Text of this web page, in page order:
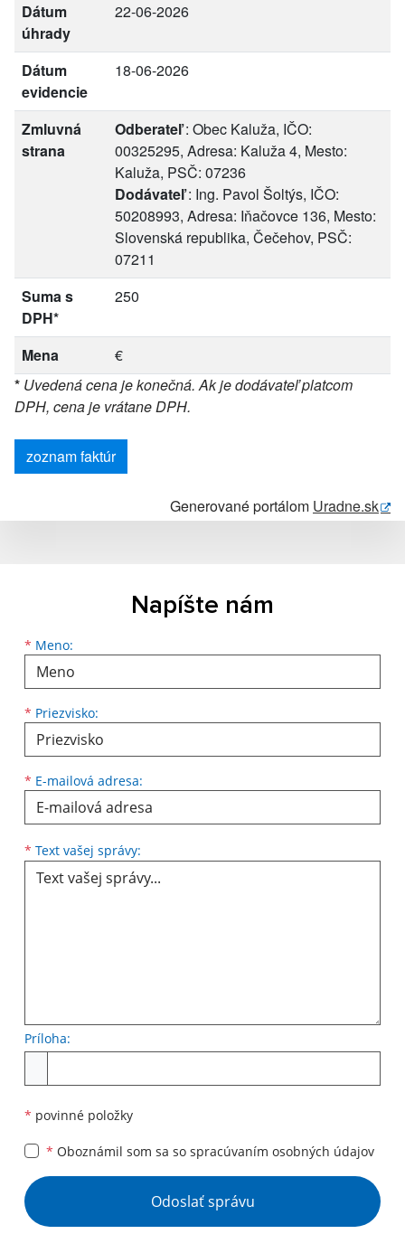
Dátum
úhrady
22-06-2026
Dátum
evidencie
18-06-2026
Zmluvná
strana
Odberateľ: Obec Kaluža, IČO:
00325295, Adresa: Kaluža 4, Mesto:
Kaluža, PSČ: 07236
Dodávateľ: Ing. Pavol Šoltýs, IČO:
50208993, Adresa: Iňačovce 136, Mesto:
Slovenská republika, Čečehov, PSČ:
07211
Suma s
DPH*
250
Mena
€
* Uvedená cena je konečná. Ak je dodávateľ platcom
DPH, cena je vrátane DPH.
zoznam faktúr
Generované portálom Uradne.sk
Napíšte nám
* Meno:
Meno
* Priezvisko:
Priezvisko
* E-mailová adresa:
E-mailová adresa
* Text vašej správy:
Príloha:
* povinné položky
* Oboznámil som sa so spracúvaním osobných údajov
Google reCaptcha Response
Odoslať správu